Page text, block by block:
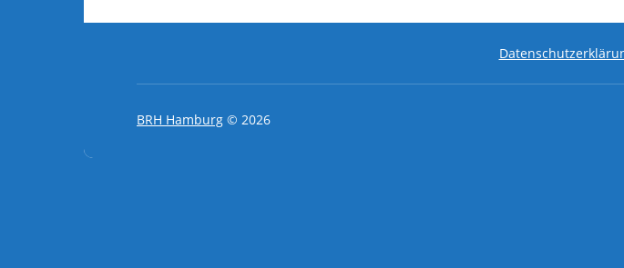
BRH Hamburg © 2026